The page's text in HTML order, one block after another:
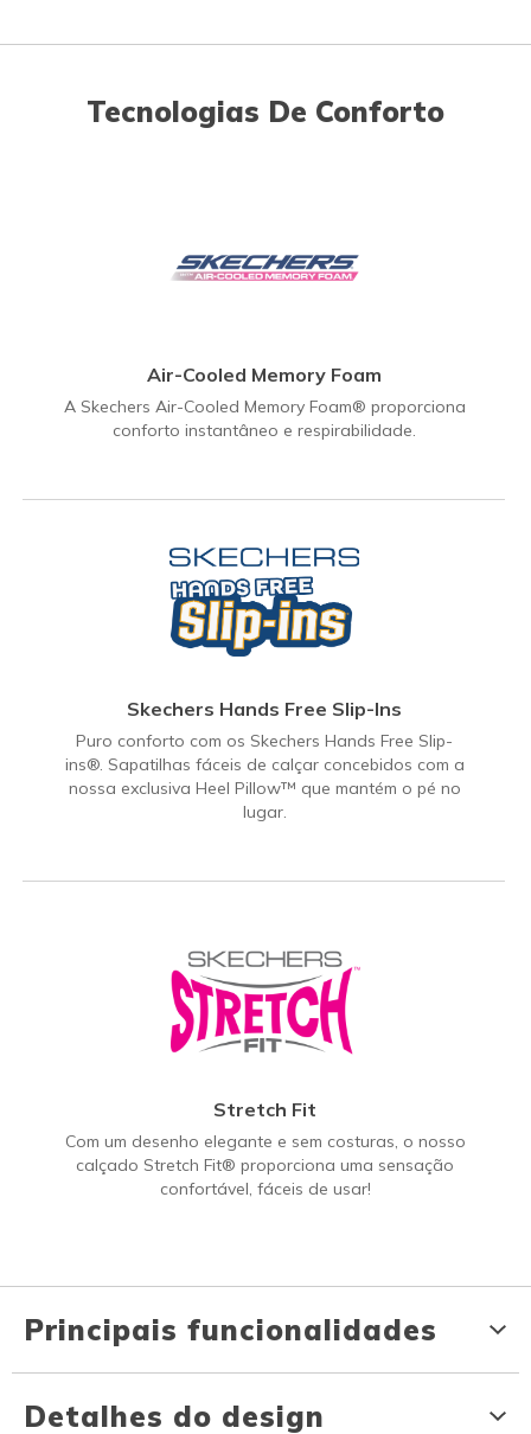
Tecnologias De Conforto
Air-Cooled Memory Foam
A Skechers Air-Cooled Memory Foam® proporciona
conforto instantâneo e respirabilidade.
Skechers Hands Free Slip-Ins
Puro conforto com os Skechers Hands Free Slip-
ins®. Sapatilhas fáceis de calçar concebidos com a
nossa exclusiva Heel Pillow™ que mantém o pé no
lugar.
Stretch Fit
Com um desenho elegante e sem costuras, o nosso
calçado Stretch Fit® proporciona uma sensação
confortável, fáceis de usar!
Principais funcionalidades
Detalhes do design